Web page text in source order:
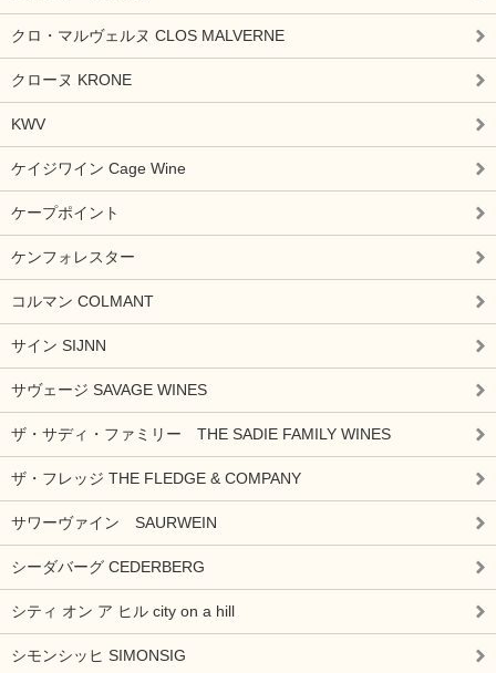
クロ・マルヴェルヌ CLOS MALVERNE
クローヌ KRONE
KWV
ケイジワイン Cage Wine
ケープポイント
ケンフォレスター
コルマン COLMANT
サイン SIJNN
サヴェージ SAVAGE WINES
ザ・サディ・ファミリー THE SADIE FAMILY WINES
ザ・フレッジ THE FLEDGE & COMPANY
サワーヴァイン SAURWEIN
シーダバーグ CEDERBERG
シティ オン ア ヒル city on a hill
シモンシッヒ SIMONSIG